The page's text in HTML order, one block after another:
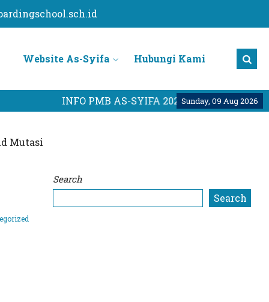
Website As-Syifa Hubungi Kami
Sunday, 09 Aug 2026
INFO PMB AS-SYIFA 2026KLIK DISINI !
Mutasi
Search
Search